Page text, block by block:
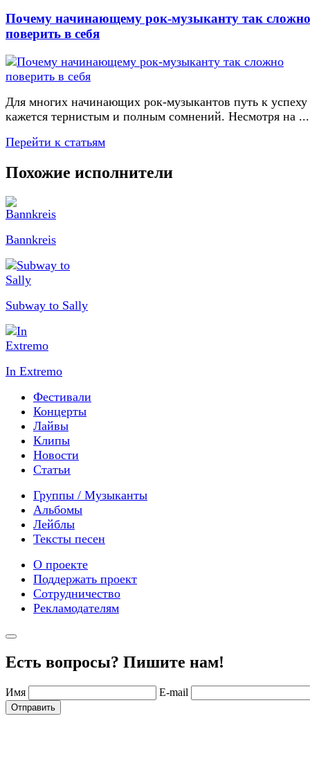
Почему начинающему рок-музыканту так сложно
поверить в себя
Для многих начинающих рок-музыкантов путь к успеху
кажется тернистым и полным сомнений. Несмотря на ...
Перейти к статьям
Похожие исполнители
Bannkreis
Subway to Sally
In Extremo
Фестивали
Концерты
Лайвы
Клипы
Новости
Статьи
Группы / Музыканты
Альбомы
Лейблы
Тексты песен
О проекте
Поддержать проект
Сотрудничество
Рекламодателям
Есть вопросы? Пишите нам!
Имя E-mail